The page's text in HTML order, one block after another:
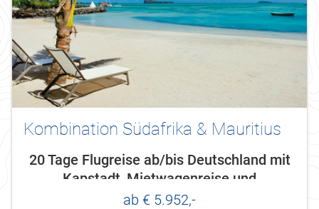
Kombination Südafrika & Mauritius
20 Tage Flugreise ab/bis Deutschland mit
Kapstadt, Mietwagenreise und
Badeaufenthalt Mauritius
ab € 5.952,-